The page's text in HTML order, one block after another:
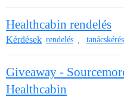
Healthcabin rendelés
Kérdések rendelés tanácskérés
Giveaway -
Healthcabin